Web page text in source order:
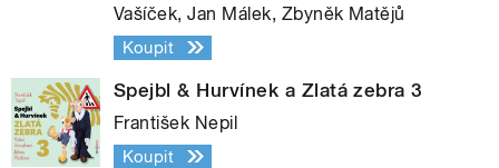
Vašíček, Jan Málek, Zbyněk Matějů
Koupit
Spejbl & Hurvínek a Zlatá zebra 3
František Nepil
Koupit